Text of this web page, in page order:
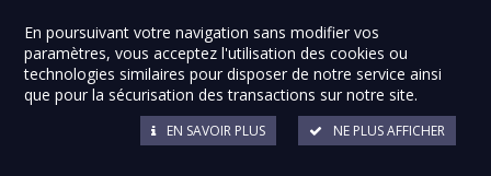
En poursuivant votre navigation sans modifier vos
paramètres, vous acceptez l'utilisation des cookies ou
technologies similaires pour disposer de notre service ainsi
que pour la sécurisation des transactions sur notre site.
NE PLUS AFFICHER
EN SAVOIR PLUS